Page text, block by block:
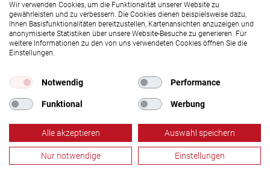
Laura Pagel17.11.2022, 12:15 Uhr
Hallo Jan, es kann passieren, dass vor Ort ein
Spendejubiläum übersehen wir. Das sollte es natürlich
nicht und wir entschuldigen uns dafür bei dir! Bitte
11, damit wir dir dein Ehrungsgeschenk zukommen
lassen können. Danke für deinen Einsatz als
Manfred Hogg18.01.2023, 17:14 Uhr
In OHZ gibt es für die 50. Spen­de gar nichts mehr. Ich
Wir verwenden Cookies, um die Funktionalität unserer Website zu
gewährleisten und zu verbessern. Die Cookies dienen beispielsweise dazu,
Ihnen Basisfunktionalitäten bereitzustellen, Kartenansichten anzuzeigen und
anonymisierte Statistiken über unsere Website-Besuche zu generieren. Für
weitere Informationen zu den von uns verwendeten Cookies öffnen Sie die
Einstellungen.
Notwendig Performance
Funktional Werbung
Alle akzeptieren Auswahl speichern
Nur notwendige Einstellungen